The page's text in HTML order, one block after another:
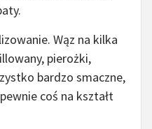
Wąz na kilka
pierożki,
bardzo smaczne,
coś na kształt